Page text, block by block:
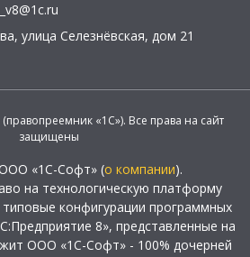
, улица Селезнёвская, дом 21
«1С»). Все права на сайт
защищены
«1С-Софт» (о компании).
на технологическую платформу
конфигурации программных
8», представленные на
ООО «1С-Софт» - 100% дочерней